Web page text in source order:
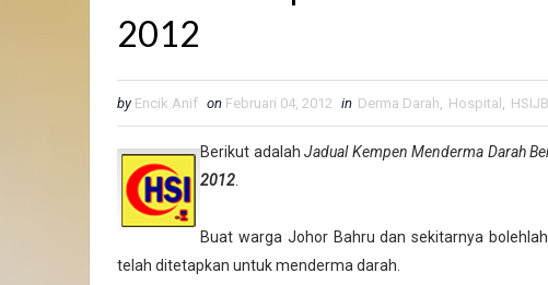
2012
by Encik Anif on Februari 04, 2012 in Derma Darah, Hospital , HSIJB
Berikut adalahJadual Kempen Menderma Darah
2012
Buat warga Johor Bahru dan sekitarnya
telah ditetapkan untuk menderma darah.